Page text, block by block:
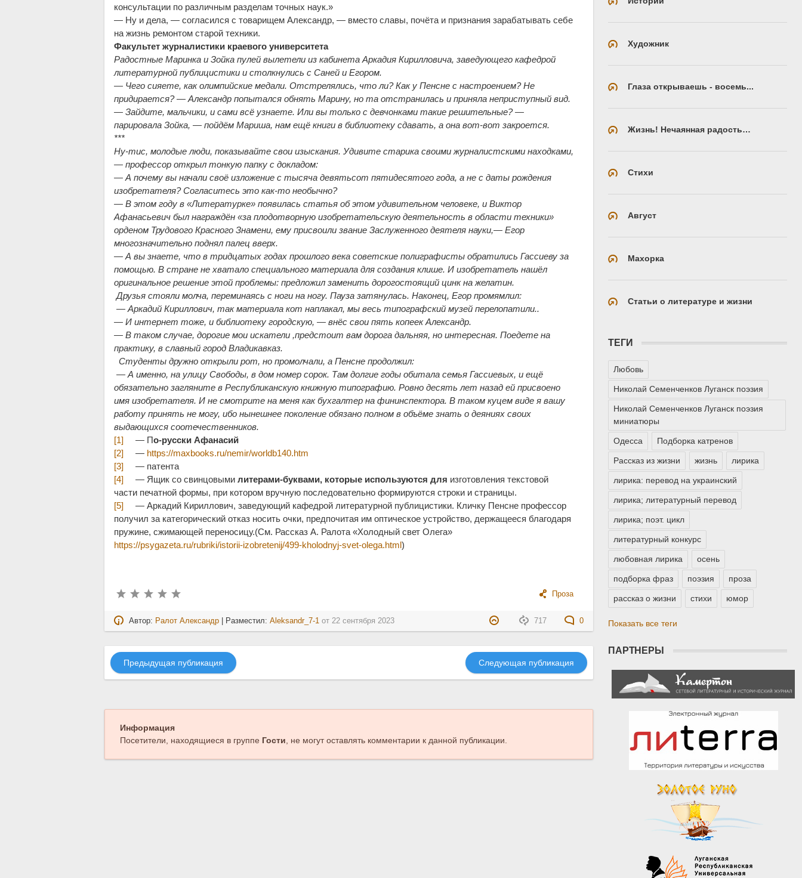
консультации по различным разделам точных наук.»
— Ну и дела, — согласился с товарищем Александр, — вместо славы, почёта и признания зарабатывать себе
на жизнь ремонтом старой техники.
Факультет журналистики краевого университета
Радостные Маринка и Зойка пулей вылетели из кабинета Аркадия Кирилловича, заведующего кафедрой
литературной публицистики и столкнулись с Саней и Егором.
— Чего сияете, как олимпийские медали. Отстрелялись, что ли? Как у Пенсне с настроением? Не
придирается? — Александр попытался обнять Марину, но та отстранилась и приняла неприступный вид.
— Зайдите, мальчики, и сами всё узнаете. Или вы только с девчонками такие решительные? —
парировала Зойка, — пойдём Мариша, нам ещё книги в библиотеку сдавать, а она вот-вот закроется.
***
Ну-тис, молодые люди, показывайте свои изыскания. Удивите старика своими журналистскими находками,
— профессор открыл тонкую папку с докладом:
— А почему вы начали своё изложение с тысяча девятьсот пятидесятого года, а не с даты рождения
изобретателя? Согласитесь это как-то необычно?
— В этом году в «Литературке» появилась статья об этом удивительном человеке, и Виктор
Афанасьевич был награждён «за плодотворную изобретательскую деятельность в области техники»
орденом Трудового Красного Знамени, ему присвоили звание Заслуженного деятеля науки,— Егор
многозначительно поднял палец вверх.
— А вы знаете, что в тридцатых годах прошлого века советские полиграфисты обратились Гассиеву за
помощью. В стране не хватало специального материала для создания клише. И изобретатель нашёл
оригинальное решение этой проблемы: предложил заменить дорогостоящий цинк на желатин.
Друзья стояли молча, переминаясь с ноги на ногу. Пауза затянулась. Наконец, Егор промямлил:
— Аркадий Кириллович, так материала кот наплакал, мы весь типографский музей перелопатили..
— И интернет тоже, и библиотеку городскую, — внёс свои пять копеек Александр.
— В таком случае, дорогие мои искатели ,предстоит вам дорога дальняя, но интересная. Поедете на
практику, в славный город Владикавказ.
Студенты дружно открыли рот, но промолчали, а Пенсне продолжил:
— А именно, на улицу Свободы, в дом номер сорок. Там долгие годы обитала семья Гассиевых, и ещё
обязательно загляните в Республиканскую книжную типографию. Ровно десять лет назад ей присвоено
имя изобретателя. И не смотрите на меня как бухгалтер на фининспектора. В таком куцем виде я вашу
работу принять не могу, ибо нынешнее поколение обязано полном в объёме знать о деяниях своих
выдающихся соотечественников.
[1] — По-русски Афанасий
[2] — https://maxbooks.ru/nemir/worldb140.htm
[3] — патента
[4] — Ящик со свинцовымилитерами-буквами, которые используются для изготовления текстовой
части печатной формы, при котором вручную последовательно формируются строки и страницы.
[5] — Аркадий Кириллович, заведующий кафедрой литературной публицистики. Кличку Пенсне профессор
получил за категорический отказ носить очки, предпочитая им оптическое устройство, держащееся благодаря
пружине, сжимающей переносицу.(См. Рассказ А. Ралота «Холодный свет Олега»
https://psygazeta.ru/rubriki/istorii-izobretenij/499-kholodnyj-svet-olega.html)
Проза
717 0
Автор: Ралот Александр | Разместил:Aleksandr_7-1 от 22 сентября 2023
Предыдущая публикация Следующая публикация
Информация
Посетители, находящиеся в группе Гости , не могут оставлять комментарии к данной публикации.
Художник
Глаза открываешь - восемь...
Жизнь! Нечаянная радость…
Стихи
Август
Махорка
Статьи о литературе и жизни
ТЕГИ
Любовь
Николай Семенченков Луганск поэзия
Николай Семенченков Луганск поэзия
миниатюры
Одесса Подборка катренов
Рассказ из жизни жизнь лирика
лирика: перевод на украинский
лирика; литературный перевод
лирика; поэт. цикл
литературный конкурс
любовная лирика осень
подборка фраз поэзия проза
рассказ о жизни стихи юмор
Показать все теги
ПАРТНЕРЫ